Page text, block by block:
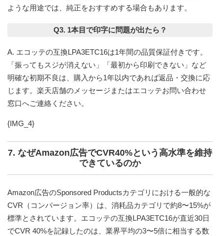
ような用途では、純正をおすすめする場合もあります。
Q3. 1本目で印字に問題が出たら？
A. エコッテの互換LPA3ETC16は1年間の品質保証付きです。
「振ってもスジが消えない」「最初から印刷できない」など
明確な初期不良は、購入から1年以内であれば返品・交換に応
じます。楽天店舗のメッセージまたはエコッテお問い合わせ
窓口へご連絡ください。
{IMG_4}
7. なぜAmazon広告でCVR40%という高水準を維持
できているのか
Amazon広告のSponsored Productsカテゴリにおける一般的な
CVR（コンバージョン率）は、消耗品カテゴリで約8〜15%が
標準とされています。エコッテの互換LPA3ETC16が直近30日
でCVR 40%を記録したのは、業界平均の3〜5倍に相当する数